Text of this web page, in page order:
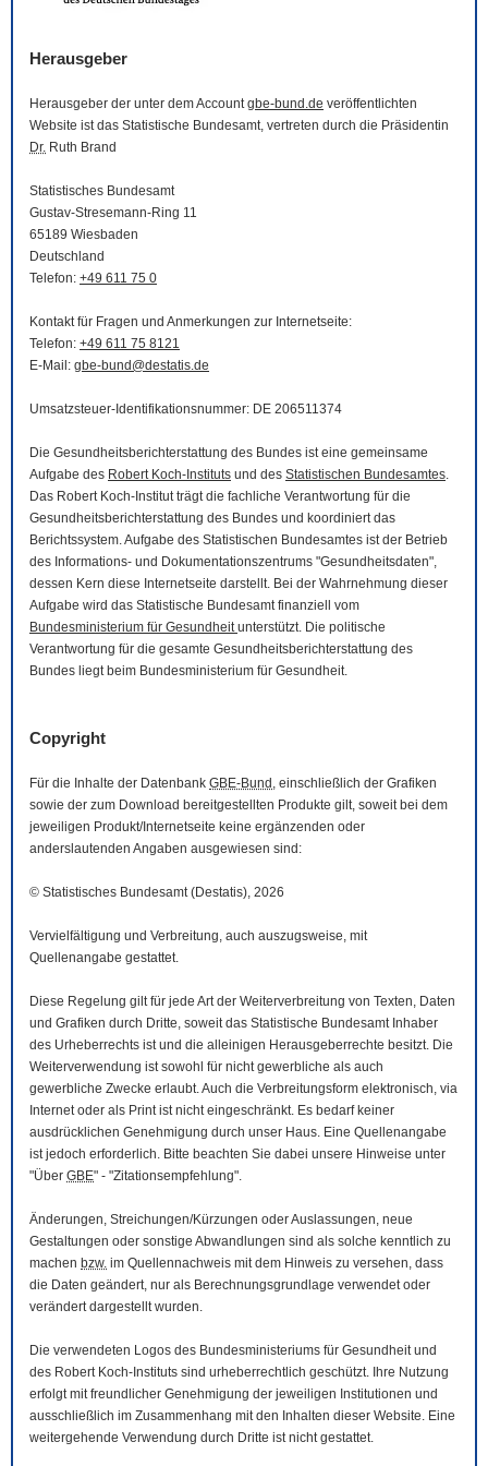
Herausgeber
Herausgeber der unter dem Accountgbe-bund.de veröffentlichten
Website ist das Statistische Bundesamt, vertreten durch die Präsidentin
Dr. Ruth Brand
Statistisches Bundesamt
Gustav-Stresemann-Ring 11
65189 Wiesbaden
Deutschland
Telefon: +49 611 75 0
Kontakt für Fragen und Anmerkungen zur Internetseite:
Telefon: +49 611 75 8121
E-Mail : gbe-bund@destatis.de
Umsatzsteuer-Identifikationsnummer: DE 206511374
Die Gesundheitsberichterstattung des Bundes ist eine gemeinsame
Aufgabe des Robert Koch-Instituts und des Statistischen Bundesamtes.
Das Robert Koch-Institut trägt die fachliche Verantwortung für die
Gesundheitsberichterstattung des Bundes und koordiniert das
Berichtssystem. Aufgabe des Statistischen Bundesamtes ist der Betrieb
des Informations- und Dokumentationszentrums "Gesundheitsdaten",
dessen Kern diese Internetseite darstellt. Bei der Wahrnehmung dieser
Aufgabe wird das Statistische Bundesamt finanziell vom
Bundesministerium für Gesundheitunterstützt. Die politische
Verantwortung für die gesamte Gesundheitsberichterstattung des
Bundes liegt beim Bundesministerium für Gesundheit.
Copyright
Für die Inhalte der Datenbank GBE-Bund , einschließlich der Grafiken
sowie der zum Download bereitgestellten Produkte gilt, soweit bei dem
jeweiligen Produkt/Internetseite keine ergänzenden oder
anderslautenden Angaben ausgewiesen sind:
© Statistisches Bundesamt (Destatis), 2026
Vervielfältigung und Verbreitung, auch auszugsweise, mit
Quellenangabe gestattet.
Diese Regelung gilt für jede Art der Weiterverbreitung von Texten, Daten
und Grafiken durch Dritte, soweit das Statistische Bundesamt Inhaber
des Urheberrechts ist und die alleinigen Herausgeberrechte besitzt. Die
Weiterverwendung ist sowohl für nicht gewerbliche als auch
gewerbliche Zwecke erlaubt. Auch die Verbreitungsform elektronisch, via
Internet oder als Print ist nicht eingeschränkt. Es bedarf keiner
ausdrücklichen Genehmigung durch unser Haus. Eine Quellenangabe
ist jedoch erforderlich. Bitte beachten Sie dabei unsere Hinweise unter
"Über GBE" - "Zitationsempfehlung".
Änderungen, Streichungen/Kürzungen oder Auslassungen, neue
Gestaltungen oder sonstige Abwandlungen sind als solche kenntlich zu
machen bzw. im Quellennachweis mit dem Hinweis zu versehen, dass
die Daten geändert, nur als Berechnungsgrundlage verwendet oder
verändert dargestellt wurden.
Die verwendeten Logos des Bundesministeriums für Gesundheit und
des Robert Koch-Instituts sind urheberrechtlich geschützt. Ihre Nutzung
erfolgt mit freundlicher Genehmigung der jeweiligen Institutionen und
ausschließlich im Zusammenhang mit den Inhalten dieser Website. Eine
weitergehende Verwendung durch Dritte ist nicht gestattet.